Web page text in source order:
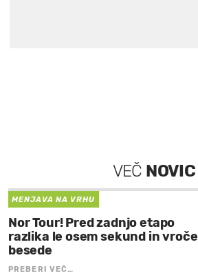
VEČ NOVIC
MENJAVA NA VRHU
Nor Tour! Pred zadnjo etapo
razlika le osem sekund in vroče
besede
PREBERI VEČ…